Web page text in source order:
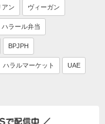
アン ヴィーガン
ハラール弁当
BPJPH
ハラルマーケット UAE